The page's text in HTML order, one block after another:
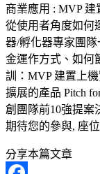
商業應用 : MVP
從使用者角度如何
器/孵化器專家團
金運作方式、如何
訓：MVP 建置上
擴展的產品 Pitch
創團隊前10強提案
期待您的參與, 座
分享本篇文章